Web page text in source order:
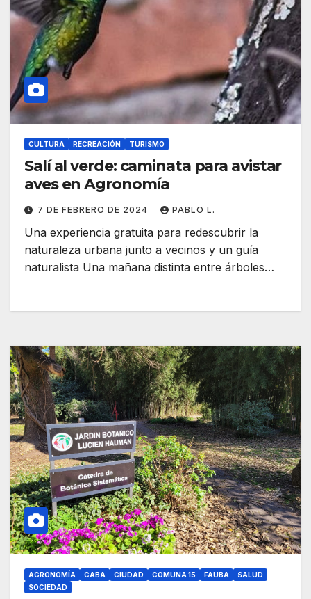
CULTURA RECREACIÓN TURISMO
Salí al verde: caminata para avistar
aves en Agronomía
7 DE FEBRERO DE 2024 PABLO L.
Una experiencia gratuita para redescubrir la
naturaleza urbana junto a vecinos y un guía
naturalista Una mañana distinta entre árboles…
AGRONOMÍA CABA CIUDAD COMUNA 15 FAUBA
SALUD
SOCIEDAD